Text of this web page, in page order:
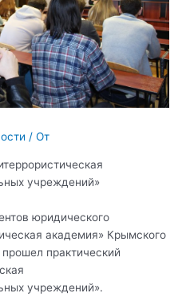
/ От
учреждений»
юридического
академия» Крымского
практический
учреждений».